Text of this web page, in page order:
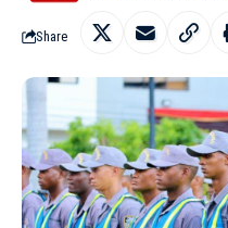
Share